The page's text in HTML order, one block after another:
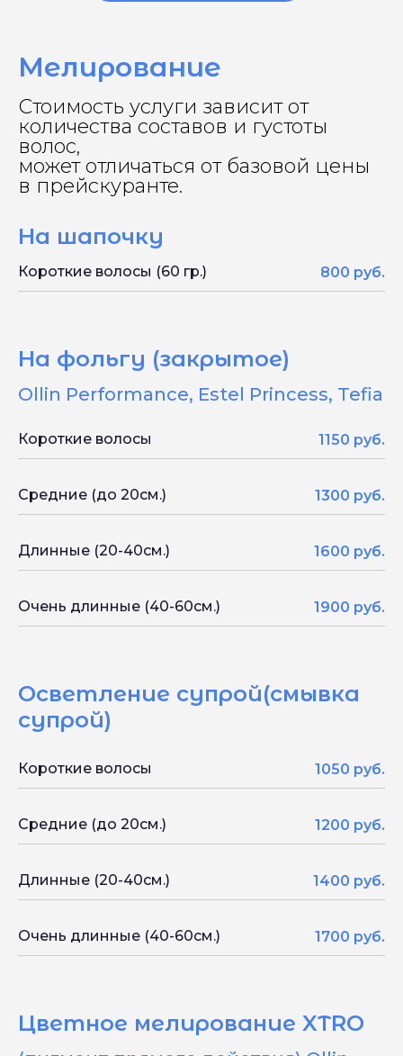
Мелирование
Стоимость услуги зависит от
количества составов и густоты
волос,
может отличаться от базовой цены
в прейскуранте.
На шапочку
Короткие волосы (60 гр.) 800 руб.
На фольгу (закрытое)
Ollin Performance, Estel Princess, Tefia
Короткие волосы 1150 руб.
Средние (до 20см.) 1300 руб.
Длинные (20-40см.) 1600 руб.
Очень длинные (40-60см.) 1900 руб.
Осветление супрой(смывка
супрой)
Короткие волосы 1050 руб.
Средние (до 20см.) 1200 руб.
Длинные (20-40см.) 1400 руб.
Очень длинные (40-60см.) 1700 руб.
Цветное мелирование XTRO